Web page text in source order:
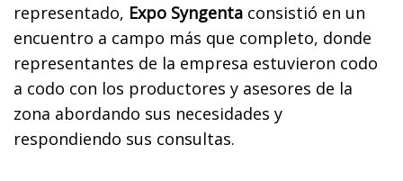
representado, Expo Syngenta consistió en un
encuentro a campo más que completo, donde
representantes de la empresa estuvieron codo
a codo con los productores y asesores de la
zona abordando sus necesidades y
respondiendo sus consultas.